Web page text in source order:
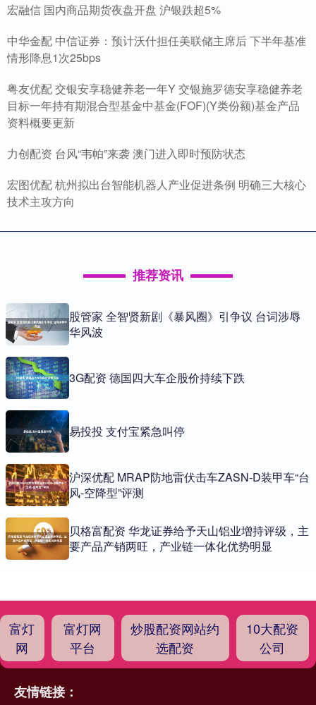
宏融信 国内商品期货夜盘开盘 沪银跌超5%
中华金配 中信证券：预计沃什担任美联储主席后 下半年基准
情形降息1次25bps
粤友优配 交银安享稳健养老一年Y 交银施罗德安享稳健养老
目标一年持有期混合型基金中基金(FOF)(Y类份额)基金产品
资料概要更新
力创配资 台风“韦帕”来袭 澳门进入即时预防状态
宏图优配 杭州拟出台智能机器人产业促进条例 明确三大核心
技术主攻方向
推荐资讯
股管家 全智贤新剧《暴风圈》引争议 台词涉辱
华风波
3G配资 德国四大车企股价持续下跌
易投投 支付宝紧急叫停
沪深优配 MRAP防地雷伏击车ZASN-D装甲车“台
风-空降型”评测
贝格富配资 华龙证券给予天山铝业增持评级，主
要产品产销两旺，产业链一体化优势明显
富灯
网
富灯网
平台
炒股配资网站约
选配资
10大配资
公司
友情链接：